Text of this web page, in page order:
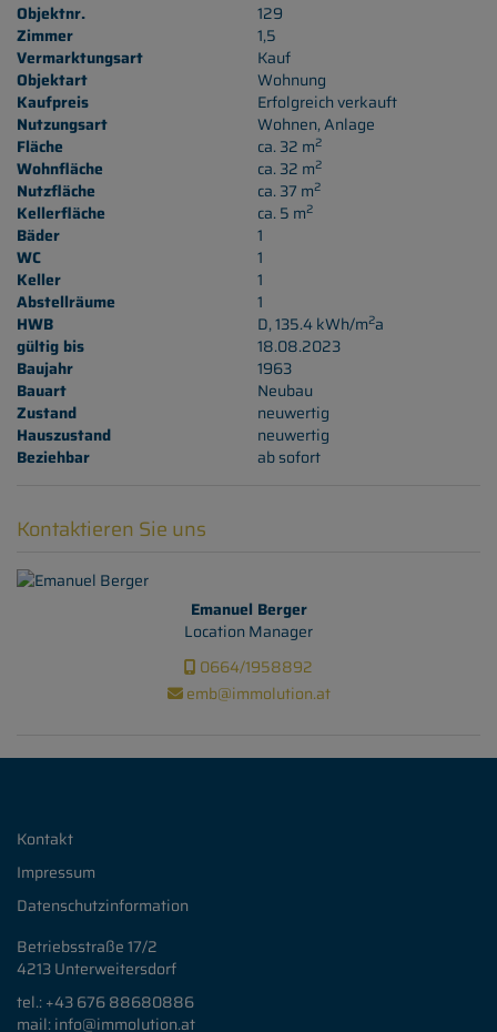
Objektnr.
129
Zimmer
1,5
Vermarktungsart
Kauf
Objektart
Wohnung
Kaufpreis
Erfolgreich verkauft
Nutzungsart
Wohnen Anlage
Fläche
ca. 32 m2
Wohnfläche ca. 32 m2
Nutzfläche ca. 37 m2
Kellerfläche ca. 5 m2
Bäder
1
WC
1
Keller
1
Abstellräume
1
HWB
D, 135.4 kWh/m2a
gültig bis
18.08.2023
Baujahr
1963
Bauart
Neubau
Zustand
neuwertig
Hauszustand
neuwertig
Beziehbar
ab sofort
Kontaktieren Sie uns
Emanuel Berger
Location Manager
0664/1958892
emb@immolution.at
Kontakt
Impressum
Datenschutzinformation
Betriebsstraße 17/2
4213 Unterweitersdorf
tel.: +43 67688680886
mail: info@immolution.at